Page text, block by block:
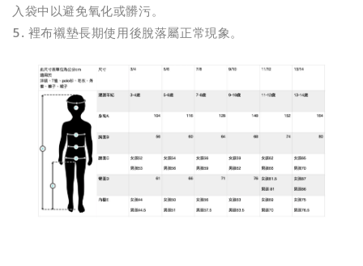
入袋中以避免氧化或髒污。
5. 裡布襯墊長期使用後脫落屬正常現象。